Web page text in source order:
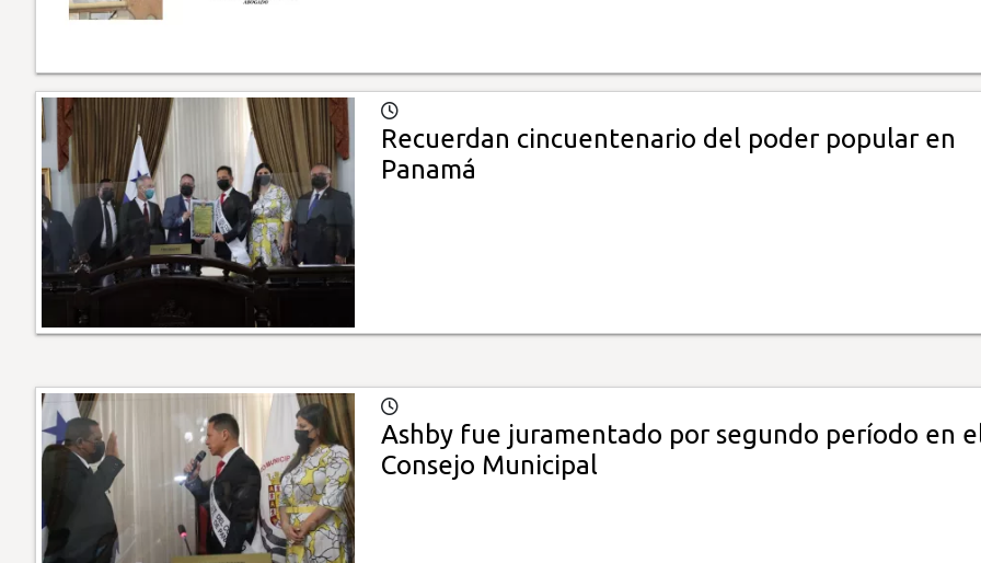
Recuerdan cincuentenario del poder popular en
Panamá
Ashby fue juramentado por segundo período en
Consejo Municipal